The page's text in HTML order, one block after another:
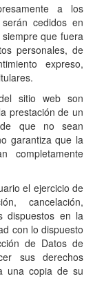
a los
cedidos en
que fuera
personales, de
expreso,
sitio web son
prestación de un
que no sean
garantiza que la
completamente
el ejercicio de
cancelación,
dispuestos en la
con lo dispuesto
de Datos de
sus derechos
una copia de su